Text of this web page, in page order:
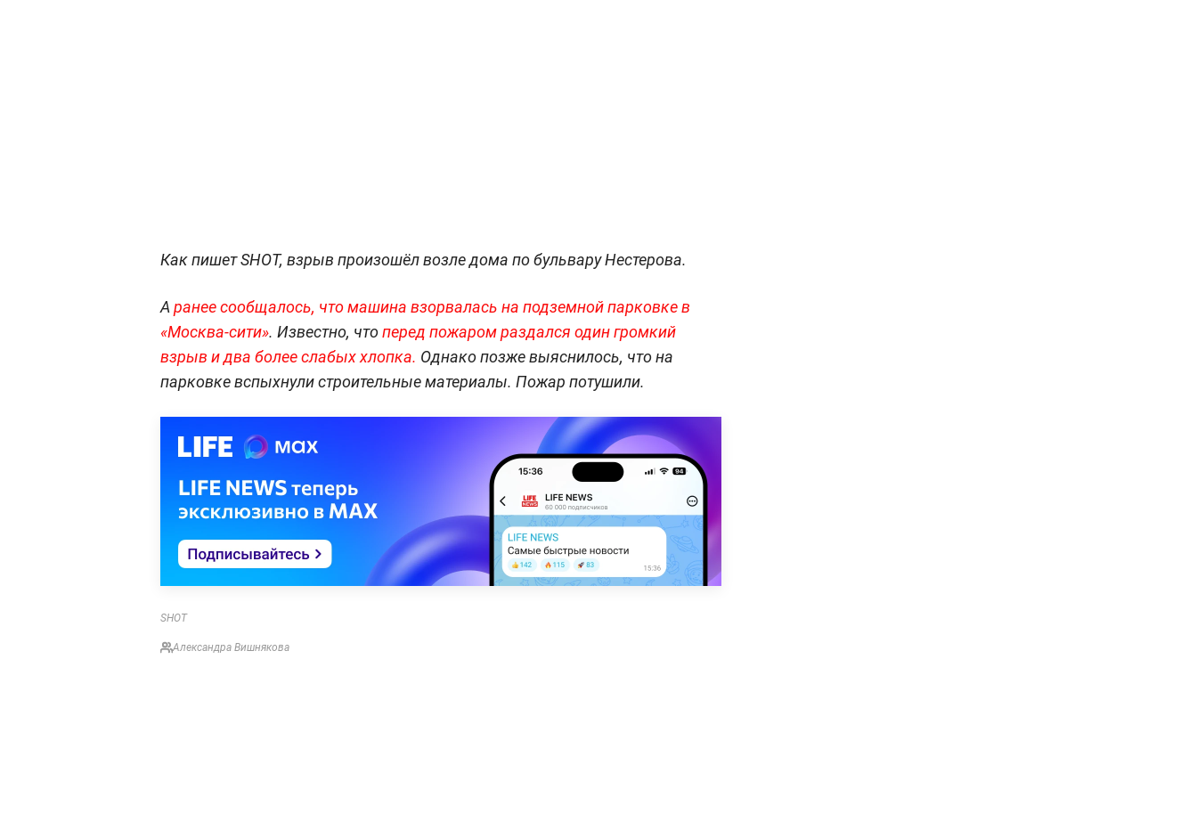
Как пишет SHOT, взрыв произошёл возле дома по бульвару Нестерова.
Аранее сообщалось, что машина взорвалась на подземной парковке в
«Москва-сити». Известно, чтоперед пожаром раздался один громкий
взрыв и два более слабых хлопка. Однако позже выяснилось, что на
парковке вспыхнули строительные материалы. Пожар потушили.
SHOT
Александра Вишнякова